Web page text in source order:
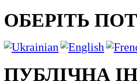
ОБЕРІТЬ
ПУБЛІЧНА